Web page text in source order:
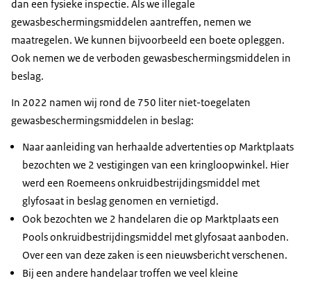
dan een fysieke inspectie. Als we illegale
gewasbeschermingsmiddelen aantreffen, nemen we
maatregelen. We kunnen bijvoorbeeld een boete opleggen.
Ook nemen we de verboden gewasbeschermingsmiddelen in
beslag.
In 2022 namen wij rond de 750 liter niet-toegelaten
gewasbeschermingsmiddelen in beslag:
Naar aanleiding van herhaalde advertenties op Marktplaats
bezochten we 2 vestigingen van een kringloopwinkel. Hier
werd een Roemeens onkruidbestrijdingsmiddel met
glyfosaat in beslag genomen en vernietigd.
Ook bezochten we 2 handelaren die op Marktplaats een
Pools onkruidbestrijdingsmiddel met glyfosaat aanboden.
Over een van deze zaken is een nieuwsbericht verschenen.
Bij een andere handelaar troffen we veel kleine